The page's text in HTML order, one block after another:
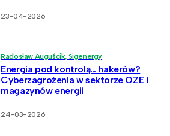
23-04-2026
Radosław Auguścik, Sigenergy
Energia pod kontrolą… hakerów?
Cyberzagrożenia w sektorze OZE i
magazynów energii
24-03-2026